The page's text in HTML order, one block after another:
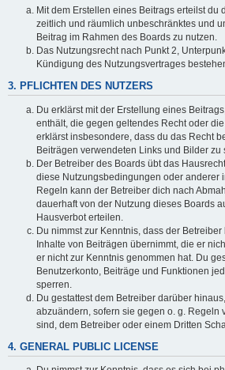
Mit dem Erstellen eines Beitrags erteilst du
zeitlich und räumlich unbeschränktes und
Beitrag im Rahmen des Boards zu nutzen.
Das Nutzungsrecht nach Punkt 2,
Kündigung des Nutzungsvertrages
3. PFLICHTEN DES NUTZERS
Du erklärst mit der Erstellung eines
enthält, die gegen geltendes Recht oder
erklärst insbesondere, dass du das Recht
Beiträgen verwendeten Links und Bilder zu
Der Betreiber des Boards übt das
diese Nutzungsbedingungen oder anderer
Regeln kann der Betreiber dich nach
dauerhaft von der Nutzung dieses Boards
Hausverbot erteilen.
Du nimmst zur Kenntnis, dass der
Inhalte von Beiträgen übernimmt, die er
er nicht zur Kenntnis genommen hat. Du
Benutzerkonto, Beiträge und Funktionen
sperren.
Du gestattest dem Betreiber darüber
abzuändern, sofern sie gegen o. g. Regeln
sind, dem Betreiber oder einem Dritten
4. GENERAL PUBLIC LICENSE